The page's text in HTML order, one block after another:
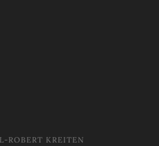
ROBERT KREITEN